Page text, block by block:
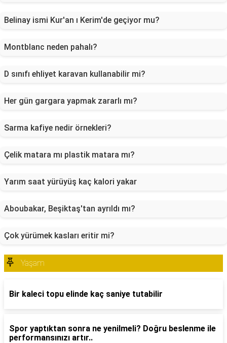
Belinay ismi Kur'an ı Kerim'de geçiyor mu?
Montblanc neden pahalı?
D sınıfı ehliyet karavan kullanabilir mi?
Her gün gargara yapmak zararlı mı?
Sarma kafiye nedir örnekleri?
Çelik matara mı plastik matara mı?
Yarım saat yürüyüş kaç kalori yakar
Aboubakar, Beşiktaş'tan ayrıldı mı?
Çok yürümek kasları eritir mi?
Yaşam
Bir kaleci topu elinde kaç saniye tutabilir
Spor yaptıktan sonra ne yenilmeli? Doğru beslenme ile
performansınızı artır..